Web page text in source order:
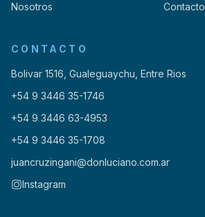
Nosotros Contacto
CONTACTO
Bolivar 1516, Gualeguaychu, Entre Rios
+54 9 3446 35-1746
+54 9 3446 63-4953
+54 9 3446 35-1708
juancruzingani@donluciano.com.ar
Instagram